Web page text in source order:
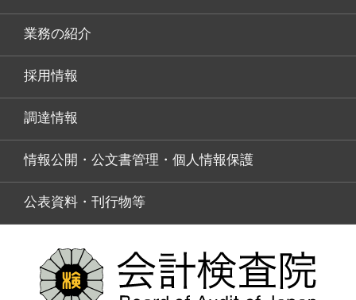
業務の紹介
採用情報
調達情報
情報公開・公文書管理・個人情報保護
公表資料・刊行物等